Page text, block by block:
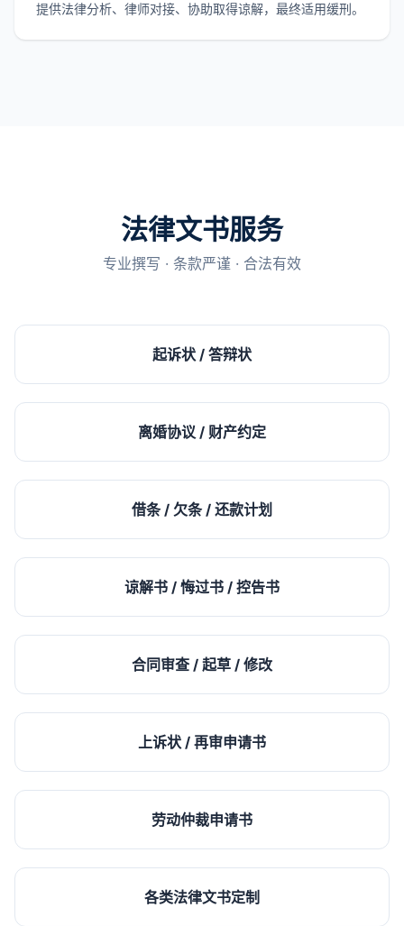
提供法律分析、律师对接、协助取得谅解，最终适用缓刑。
法律文书服务
专业撰写 · 条款严谨 · 合法有效
起诉状 / 答辩状
离婚协议 / 财产约定
借条 / 欠条 / 还款计划
谅解书 / 悔过书 / 控告书
合同审查 / 起草 / 修改
上诉状 / 再审申请书
劳动仲裁申请书
各类法律文书定制